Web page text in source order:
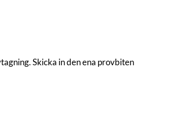
Skicka in den ena provbiten